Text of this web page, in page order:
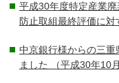
平成30年度特定産業
防止取組最終評価に対
中京銀行様からの三
ました
（平成30年10